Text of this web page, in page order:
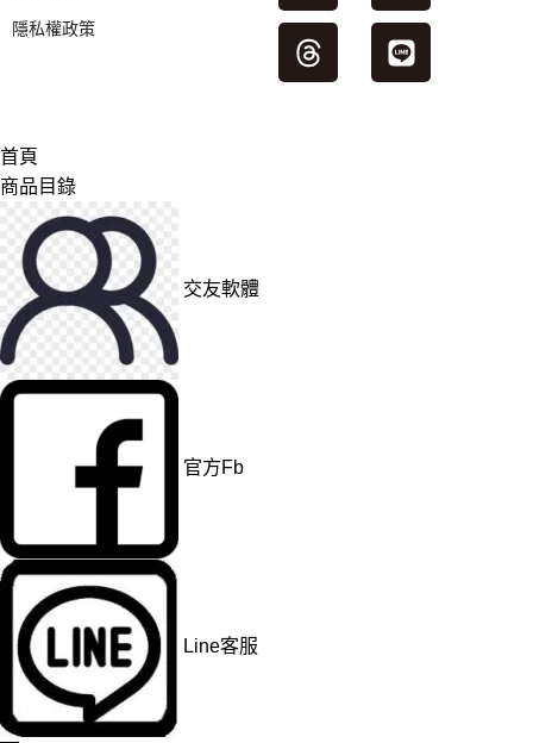
隱私權政策
首頁
商品目錄
交友軟體
官方Fb
Line客服